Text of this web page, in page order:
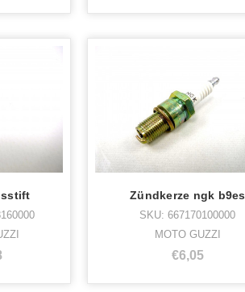
Zündkerze ngk b9es
SKU: 667170100000
MOTO GUZZI
€6,05